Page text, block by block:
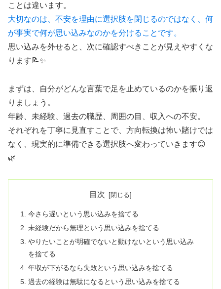
ことは違います。
大切なのは、不安を理由に選択肢を閉じるのではなく、何
が事実で何が思い込みなのかを分けることです。
思い込みを外せると、次に確認すべきことが見えやすくな
ります📝✨
まずは、自分がどんな言葉で足を止めているのかを振り返
りましょう。
年齢、未経験、過去の職歴、周囲の目、収入への不安。
それぞれを丁寧に見直すことで、方向転換は怖い賭けでは
なく、現実的に準備できる選択肢へ変わっていきます😊
🌿
目次
今さら遅いという思い込みを捨てる
未経験だから無理という思い込みを捨てる
やりたいことが明確でないと動けないという思い込み
を捨てる
年収が下がるなら失敗という思い込みを捨てる
過去の経験は無駄になるという思い込みを捨てる